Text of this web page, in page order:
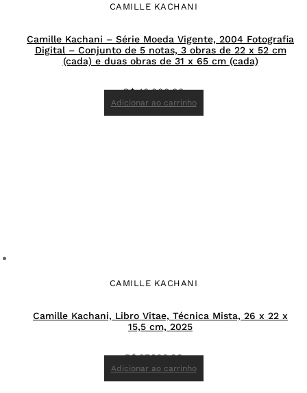
CAMILLE KACHANI
Camille Kachani – Série Moeda Vigente, 2004 Fotografia
Digital – Conjunto de 5 notas, 3 obras de 22 x 52 cm
(cada) e duas obras de 31 x 65 cm (cada)
R$40.000,00
Adicionar ao carrinho
CAMILLE KACHANI
Camille Kachani, Libro Vitae, Técnica Mista, 26 x 22 x
15,5 cm, 2025
R$27.800,00
Adicionar ao carrinho